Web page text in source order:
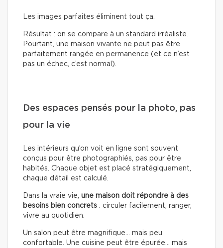
Les images parfaites éliminent tout ça.
Résultat : on se compare à un standard irréaliste.
Pourtant, une maison vivante ne peut pas être
parfaitement rangée en permanence (et ce n’est
pas un échec, c’est normal).
Des espaces pensés pour la photo, pas
pour la vie
Les intérieurs qu’on voit en ligne sont souvent
conçus pour être photographiés, pas pour être
habités. Chaque objet est placé stratégiquement,
chaque détail est calculé.
Dans la vraie vie, une maison doit répondre à des
besoins bien concrets : circuler facilement, ranger,
vivre au quotidien.
Un salon peut être magnifique… mais peu
confortable. Une cuisine peut être épurée… mais